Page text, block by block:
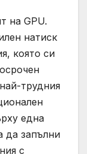
на GPU.
натиск
която си
трудния
една
да запълни
с